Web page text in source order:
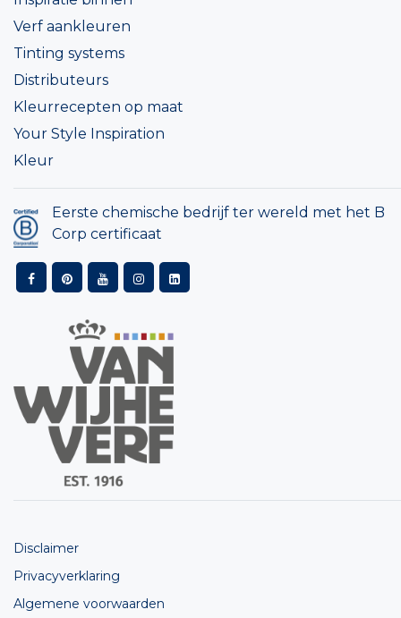
Verf aankleuren
Tinting systems
Distributeurs
Kleurrecepten op maat
Your Style Inspiration
Kleur
Eerste chemische bedrijf ter wereld met het B
Corp certificaat
Disclaimer
Privacyverklaring
Algemene voorwaarden